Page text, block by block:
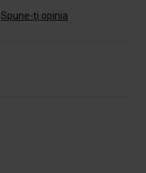
Spune-ţi opinia